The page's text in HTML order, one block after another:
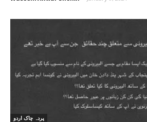
پردہ چاک اردو